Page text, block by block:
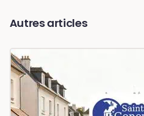
Autres articles